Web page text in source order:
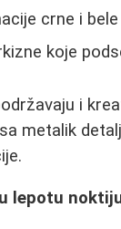
crne i
koje
i
metalik
lepotu